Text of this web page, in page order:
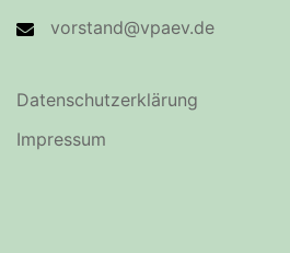
vorstand@vpaev.de
Datenschutzerklärung
Impressum